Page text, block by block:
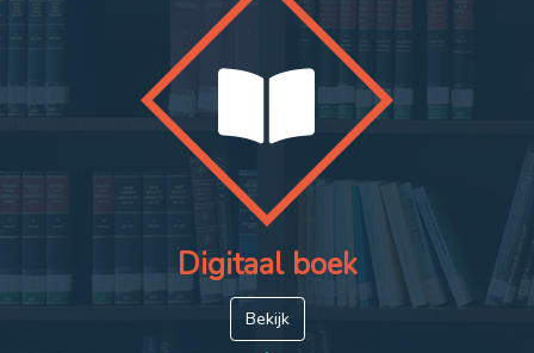
Digitaal boek
Bekijk